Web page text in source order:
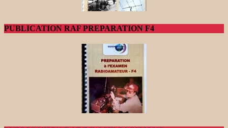
PUBLICATION RAF PREPARATION F4